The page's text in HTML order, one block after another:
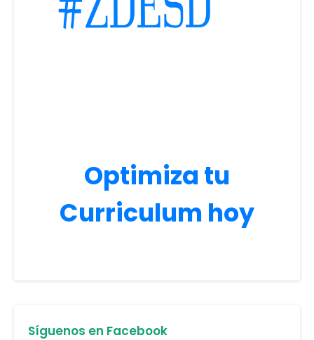
Optimiza tu
Curriculum hoy
Síguenos en Facebook